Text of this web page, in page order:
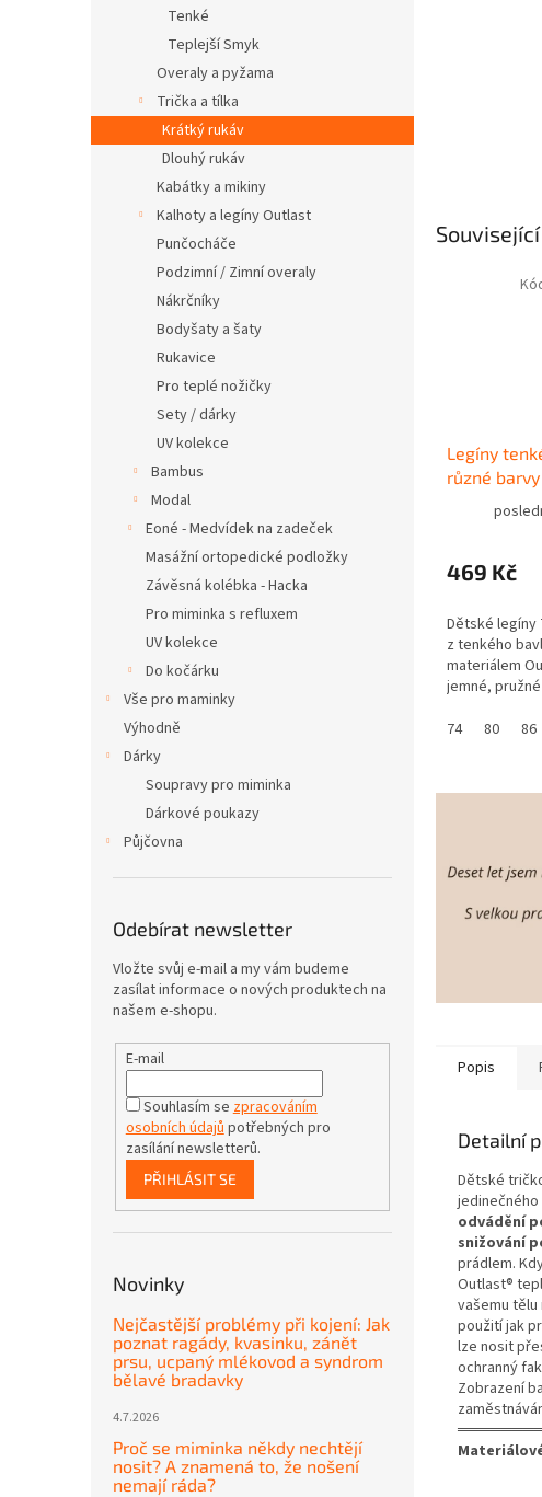
Tenké
Teplejší Smyk
Overaly a pyžama
Trička a tílka
Krátký rukáv
Dlouhý rukáv
Kabátky a mikiny
Kalhoty a legíny Outlast
Punčocháče
Podzimní / Zimní overaly
Nákrčníky
Bodyšaty a šaty
Rukavice
Pro teplé nožičky
Sety / dárky
UV kolekce
Bambus
Modal
Eoné - Medvídek na zadeček
Masážní ortopedické podložky
Závěsná kolébka - Hacka
Pro miminka s refluxem
UV kolekce
Do kočárku
Vše pro maminky
Výhodně
Dárky
Soupravy pro miminka
Dárkové poukazy
Půjčovna
Odebírat newsletter
Vložte svůj e-mail a my vám budeme
zasílat informace o nových produktech na
našem e-shopu.
E-mail
Souhlasím se zpracováním
osobních údajů potřebných pro
zasílání newsletterů.
PŘIHLÁSIT SE
Novinky
Nejčastější problémy při kojení: Jak
poznat ragády, kvasinku, zánět
prsu, ucpaný mlékovod a syndrom
bělavé bradavky
4.7.2026
Proč se miminka někdy nechtějí
nosit? A znamená to, že nošení
nemají ráda?
Legíny
různé barvy
469 Kč
Dětské legíny
z tenkého
materiálem
jemné,
74
80 86
Popis
Detailní
Dětské
odvádění
snižování
prádlem.
Outlast®
vašemu
použití jak
lze nosit
ochranný
Zobrazení